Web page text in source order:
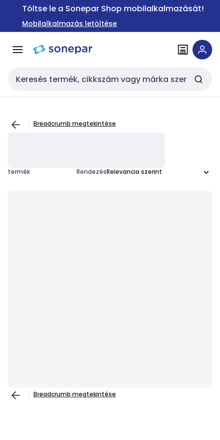
Ugrás a
Ugrás a
tartalomra
Töltse le a Sonepar Shop mobilalkalmazását!
Mobilalkalmazás letöltése
Keresési bemenet
Breadcrumb megtekintése
termék Rendezés
Breadcrumb megtekintése